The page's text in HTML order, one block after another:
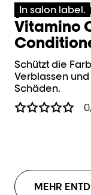
In salon label.
[Vitamino
Vitamino
Schützt die
Verblassen
Schäden.
MEHR